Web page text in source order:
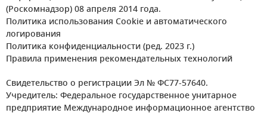
(Роскомнадзор) 08 апреля 2014 года.
Политика использования Cookie и автоматического
логирования
Политика конфиденциальности (ред. 2023 г.)
Правила применения рекомендательных технологий
Свидетельство о регистрации Эл № ФС77-57640.
Учредитель: Федеральное государственное унитарное
предприятие Международное информационное агентство